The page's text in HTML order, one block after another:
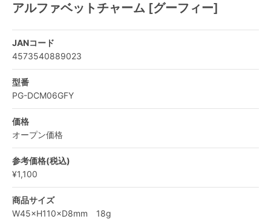
アルファベットチャーム [グーフィー]
JANコード
4573540889023
型番
PG-DCM06GFY
価格
オープン価格
参考価格(税込)
¥1,100
商品サイズ
W45×H110×D8mm 18g